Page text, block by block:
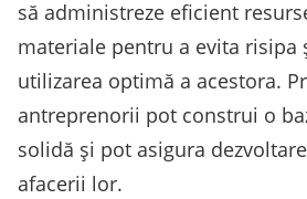
să administreze eficient
materiale pentru a evita risipa
utilizarea optimă a acestora.
antreprenorii pot construi o
solidă și pot asigura
afacerii lor.